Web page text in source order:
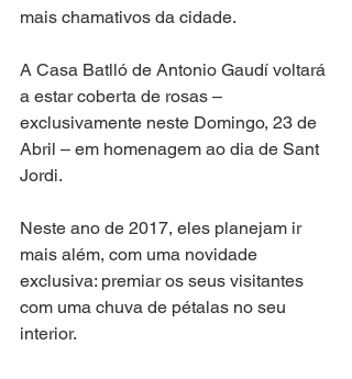
mais chamativos da cidade.
A Casa Batlló de Antonio Gaudí voltará
a estar coberta de rosas –
exclusivamente neste Domingo, 23 de
Abril – em homenagem ao dia de Sant
Jordi.
Neste ano de 2017, eles planejam ir
mais além, com uma novidade
exclusiva: premiar os seus visitantes
com uma chuva de pétalas no seu
interior.